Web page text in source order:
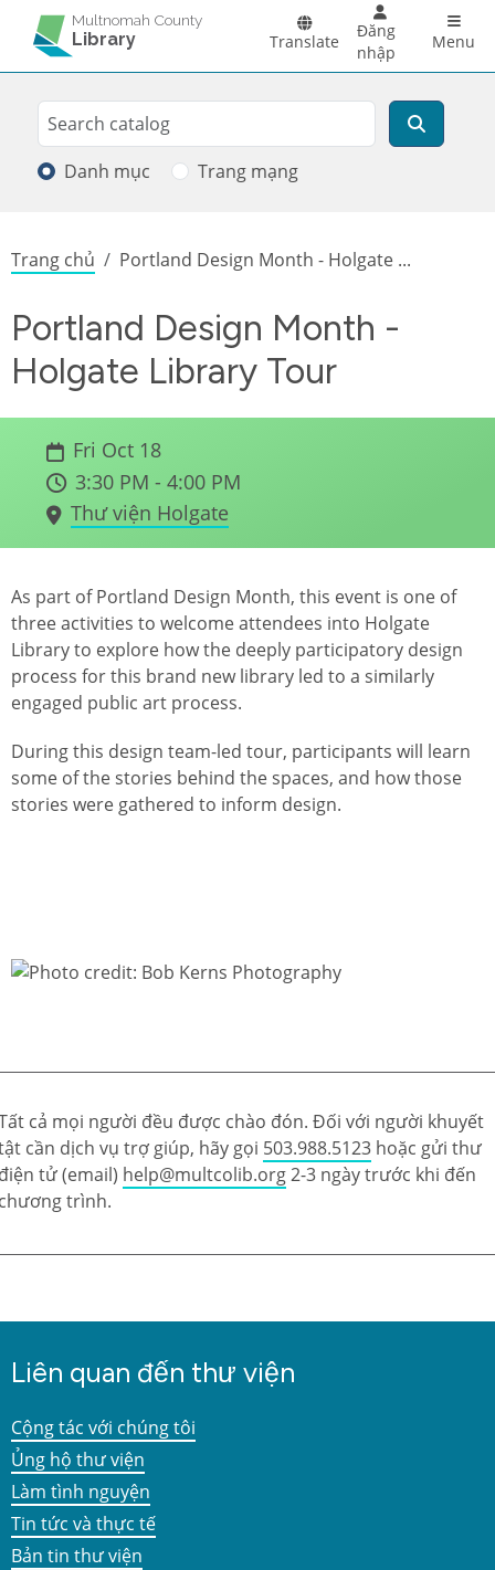
Skip to main content
Multnomah County
Library Translate
Đăng
nhập
Menu
Search
Tìm kiếm
Danh mục Trang mạng
Breadcrumb
Trang chủ Portland Design Month - Holgate ...
Portland Design Month -
Holgate Library Tour
Fri Oct 18
3:30 PM - 4:00 PM
Thư viện Holgate
As part of Portland Design Month, this event is one of
three activities to welcome attendees into Holgate
Library to explore how the deeply participatory design
process for this brand new library led to a similarly
engaged public art process.
During this design team-led tour, participants will learn
some of the stories behind the spaces, and how those
stories were gathered to inform design.
cả mọi người đều được chào đón. Đối với người khuyết
cần dịch vụ trợ giúp, hãy gọi 503.988.5123 hoặc gửi thư
tử (email) help@multcolib.org2-3 ngày trước khi đến
trình.
Liên quan đến thư viện
Cộng tác với chúng tôi
Ủng hộ thư viện
Làm tình nguyện
Tin tức và thực tế
Bản tin thư viện